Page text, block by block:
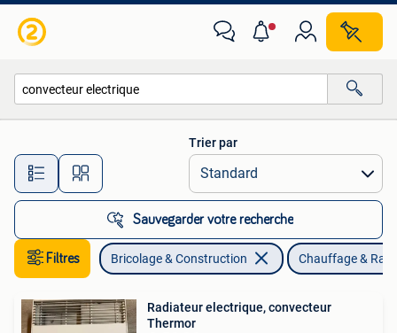
Toutes les distances…
Trier par
Sauvegarder votre recherche
Filtres Bricolage & Construction Chauffage &
Radiateur electrique, convecteur
Thermor